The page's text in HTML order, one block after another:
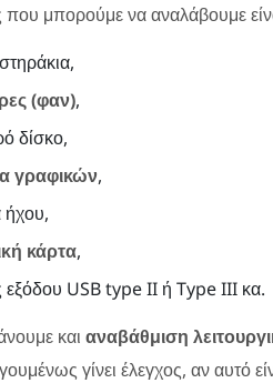
που μπορούμε να αναλάβουμε
(φαν),
δίσκο,
γραφικών,
ήχου,
κάρτα,
εξόδου USB type II ή Type III κα.
και αναβάθμιση
γίνει έλεγχος, αν αυτό